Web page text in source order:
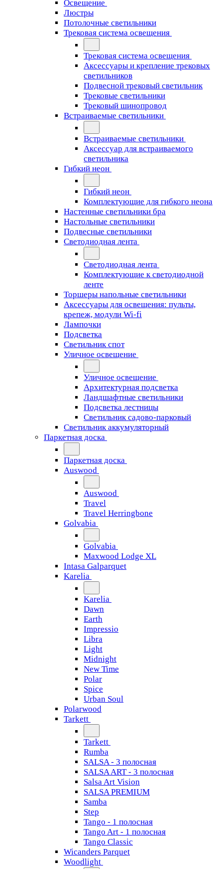
Освещение
Люстры
Потолочные светильники
Трековая система освещения
Трековая система освещения
Аксессуары и крепление трековых
светильников
Подвесной трековый светильник
Трековые светильники
Трековый шинопровод
Встраиваемые светильники
Встраиваемые светильники
Аксессуар для встраиваемого
светильника
Гибкий неон
Гибкий неон
Комплектующие для гибкого неона
Настенные светильники бра
Настольные светильники
Подвесные светильники
Светодиодная лента
Светодиодная лента
Комплектующие к светодиодной
ленте
Торшеры напольные светильники
Аксессуары для освещения: пульты,
крепеж, модули Wi-fi
Лампочки
Подсветка
Светильник спот
Уличное освещение
Уличное освещение
Архитектурная подсветка
Ландшафтные светильники
Подсветка лестницы
Светильник садово-парковый
Светильник аккумуляторный
Паркетная доска
Паркетная доска
Auswood
Auswood
Travel
Travel Herringbone
Golvabia
Golvabia
Maxwood Lodge XL
Intasa Galparquet
Karelia
Karelia
Dawn
Earth
Impressio
Libra
Light
Midnight
New Time
Polar
Spice
Urban Soul
Polarwood
Tarkett
Tarkett
Rumba
SALSA - 3 полосная
SALSA ART - 3 полосная
Salsa Art Vision
SALSA PREMIUM
Samba
Step
Tango - 1 полосная
Tango Art - 1 полосная
Tango Classiс
Wicanders Parquet
Woodlight